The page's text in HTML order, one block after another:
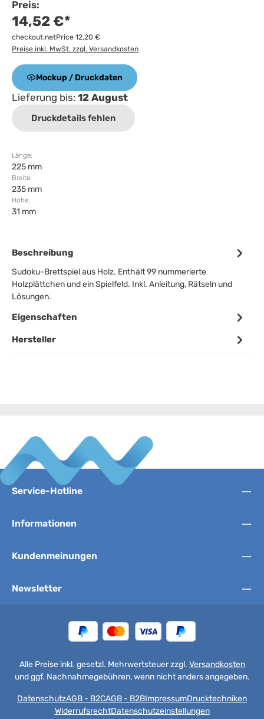
Preis:
14,52 €*
checkout.netPrice 12,20 €
Preise inkl. MwSt. zzgl. Versandkosten
Mockup / Druckdaten
Lieferung bis: 12 August
Druckdetails fehlen
Länge:
225 mm
Breite:
235 mm
Höhe:
31 mm
Beschreibung
Sudoku-Brettspiel aus Holz. Enthält 99 nummerierte
Holzplättchen und ein Spielfeld. Inkl. Anleitung, Rätseln und
Lösungen.
Eigenschaften
Hersteller
Service-Hotline
Informationen
Kundenmeinungen
Newsletter
Alle Preise inkl. gesetzl. Mehrwertsteuer zzgl. Versandkosten
und ggf. Nachnahmegebühren, wenn nicht anders angegeben.
DatenschutzAGB - B2CAGB - B2BImpressumDrucktechniken
WiderrufsrechtDatenschutzeinstellungen